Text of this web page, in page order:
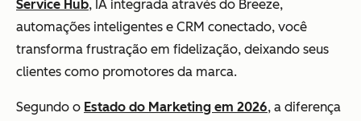
Service Hub, IA integrada através do Breeze,
automações inteligentes e CRM conectado, você
transforma frustração em fidelização, deixando seus
clientes como promotores da marca.
Segundo o Estado do Marketing em 2026, a diferença